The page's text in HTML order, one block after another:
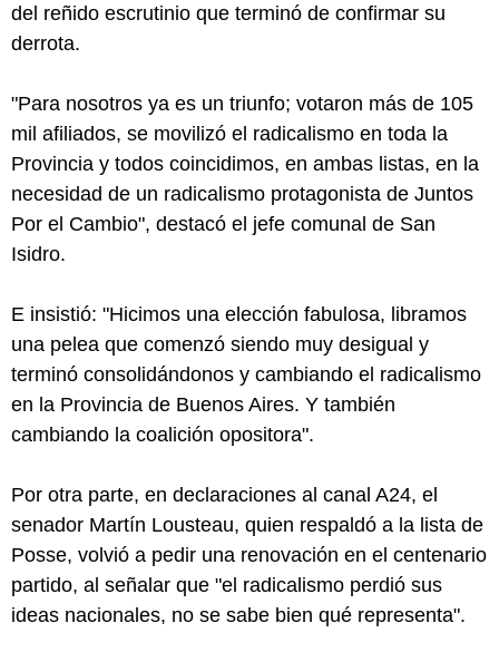
del reñido escrutinio que terminó de confirmar su
derrota.
"Para nosotros ya es un triunfo; votaron más de 105
mil afiliados, se movilizó el radicalismo en toda la
Provincia y todos coincidimos, en ambas listas, en la
necesidad de un radicalismo protagonista de Juntos
Por el Cambio", destacó el jefe comunal de San
Isidro.
E insistió: "Hicimos una elección fabulosa, libramos
una pelea que comenzó siendo muy desigual y
terminó consolidándonos y cambiando el radicalismo
en la Provincia de Buenos Aires. Y también
cambiando la coalición opositora".
Por otra parte, en declaraciones al canal A24, el
senador Martín Lousteau, quien respaldó a la lista de
Posse, volvió a pedir una renovación en el centenario
partido, al señalar que "el radicalismo perdió sus
ideas nacionales, no se sabe bien qué representa".